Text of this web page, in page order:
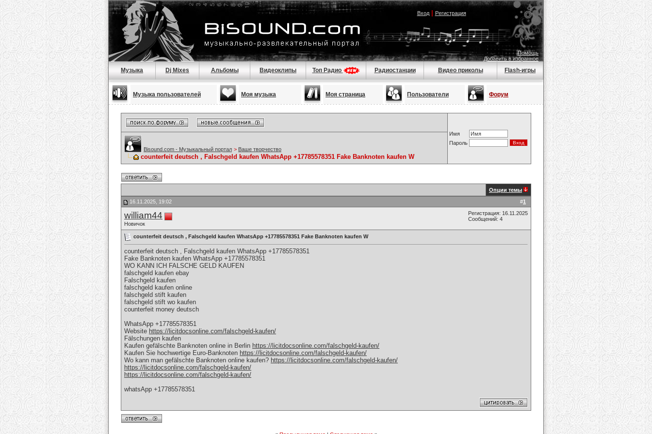
Вход| Регистрация
Помощь
Добавить в избранное
Музыка Dj Mixes Альбомы Видеоклипы Топ Радио Радиостанции Видео приколы Flash-игры
Музыка пользователей Моя музыка Моя страница Пользователи Форум
Имя
Пароль
Bisound.com - Музыкальный портал > Ваше творчество
counterfeit deutsch , Falschgeld kaufen WhatsApp +17785578351 Fake Banknoten kaufen W
Опции темы
#1
16.11.2025, 19:02
william44
Новичок
Регистрация: 16.11.2025
Сообщений: 4
counterfeit deutsch , Falschgeld kaufen WhatsApp +17785578351 Fake Banknoten kaufen W
counterfeit deutsch , Falschgeld kaufen WhatsApp +17785578351
Fake Banknoten kaufen WhatsApp +17785578351
WO KANN ICH FALSCHE GELD KAUFEN
falschgeld kaufen ebay
Falschgeld kaufen
falschgeld kaufen online
falschgeld stift kaufen
falschgeld stift wo kaufen
counterfeit money deutsch
WhatsApp +17785578351
Website https://licitdocsonline.com/falschgeld-kaufen/
Fälschungen kaufen
Kaufen gefälschte Banknoten online in Berlin https://licitdocsonline.com/falschgeld-kaufen/
Kaufen Sie hochwertige Euro-Banknoten https://licitdocsonline.com/falschgeld-kaufen/
Wo kann man gefälschte Banknoten online kaufen? https://licitdocsonline.com/falschgeld-kaufen/
https://licitdocsonline.com/falschgeld-kaufen/
https://licitdocsonline.com/falschgeld-kaufen/
whatsApp +17785578351